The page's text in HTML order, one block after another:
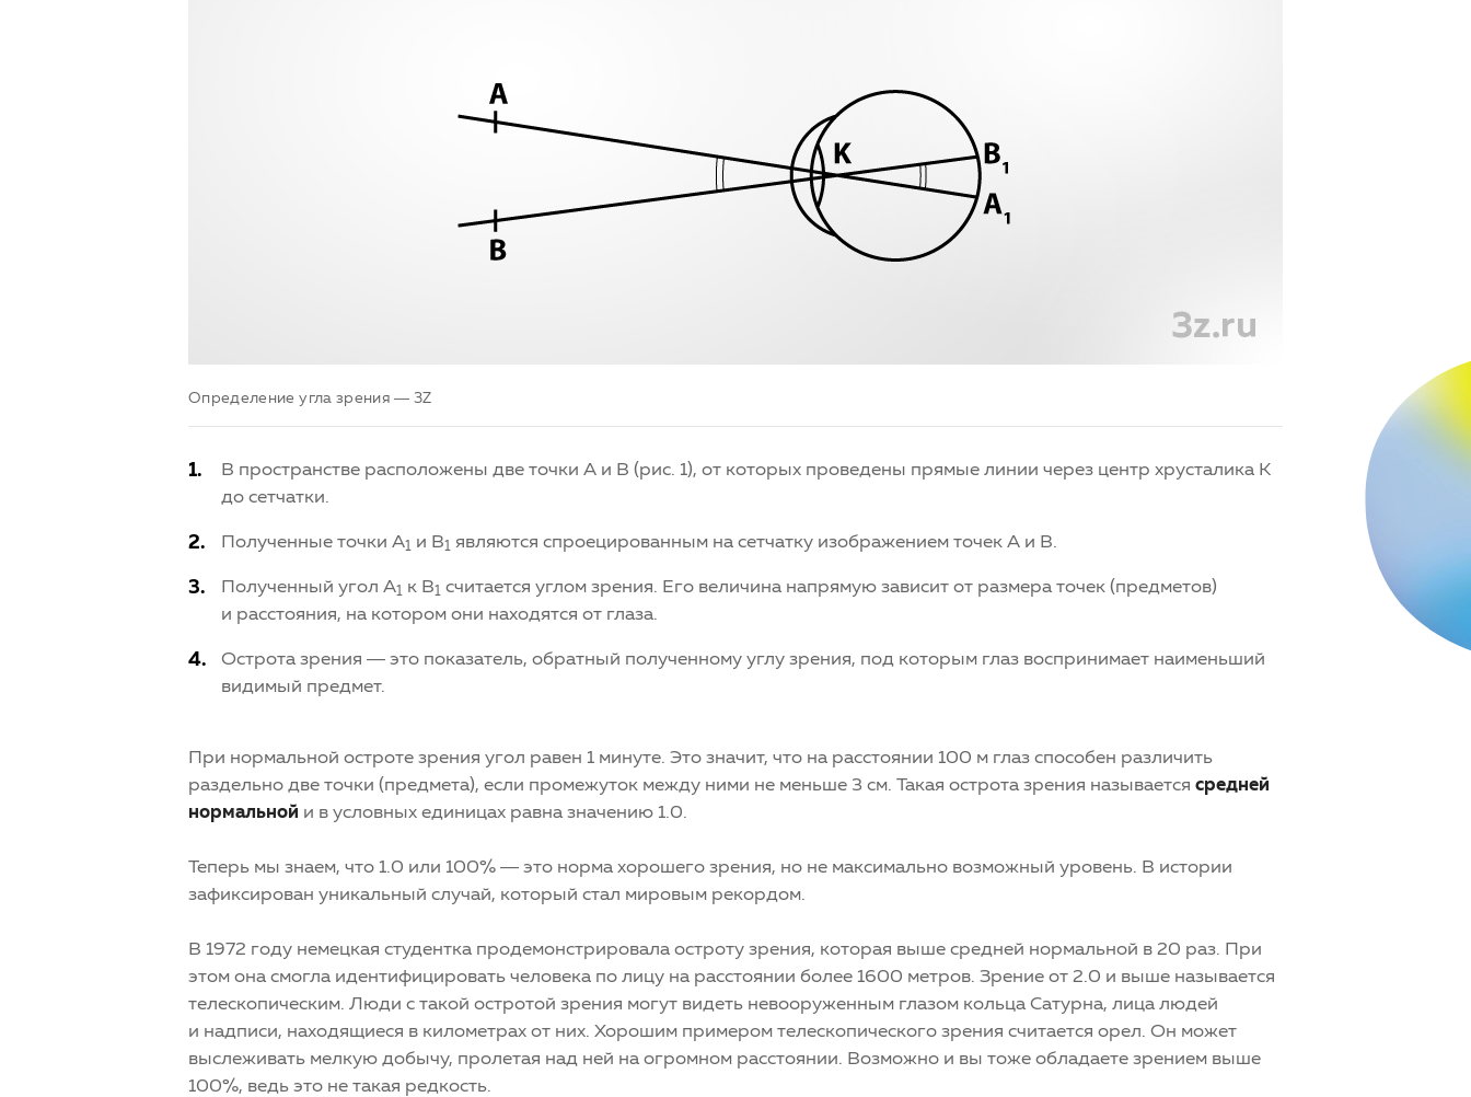
Определение угла зрения — 3Z
В пространстве расположены две точки А и В (рис. 1), от которых проведены прямые линии через центр хрусталика К
до сетчатки.
Полученные точки А1 и В1 являются спроецированным на сетчатку изображением точек А и В.
Полученный угол А1 к В1 считается углом зрения. Его величина напрямую зависит от размера точек (предметов)
и расстояния, на котором они находятся от глаза.
Острота зрения — это показатель, обратный полученному углу зрения, под которым глаз воспринимает наименьший
видимый предмет.
При нормальной остроте зрения угол равен 1 минуте. Это значит, что на расстоянии 100 м глаз способен различить
раздельно две точки (предмета), если промежуток между ними не меньше 3 см. Такая острота зрения называется средней
нормальной и в условных единицах равна значению 1.0.
Теперь мы знаем, что 1.0 или 100% — это норма хорошего зрения, но не максимально возможный уровень. В истории
зафиксирован уникальный случай, который стал мировым рекордом.
В 1972 году немецкая студентка продемонстрировала остроту зрения, которая выше средней нормальной в 20 раз. При
этом она смогла идентифицировать человека по лицу на расстоянии более 1600 метров. Зрение от 2.0 и выше называется
телескопическим. Люди с такой остротой зрения могут видеть невооруженным глазом кольца Сатурна, лица людей
и надписи, находящиеся в километрах от них. Хорошим примером телескопического зрения считается орел. Он может
выслеживать мелкую добычу, пролетая над ней на огромном расстоянии. Возможно и вы тоже обладаете зрением выше
100%, ведь это не такая редкость.